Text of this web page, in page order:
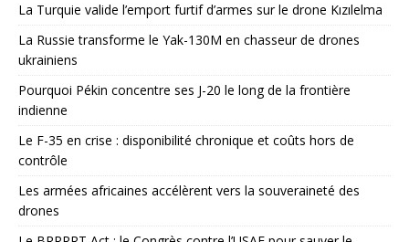
La Turquie valide l’emport furtif d’armes sur le drone Kızılelma
La Russie transforme le Yak-130M en chasseur de drones
ukrainiens
Pourquoi Pékin concentre ses J-20 le long de la frontière
indienne
Le F-35 en crise : disponibilité chronique et coûts hors de
contrôle
Les armées africaines accélèrent vers la souveraineté des
drones